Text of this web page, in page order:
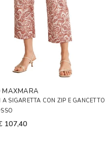
MAXMARA
A SIGARETTA CON ZIP E GANCETTO
107,40